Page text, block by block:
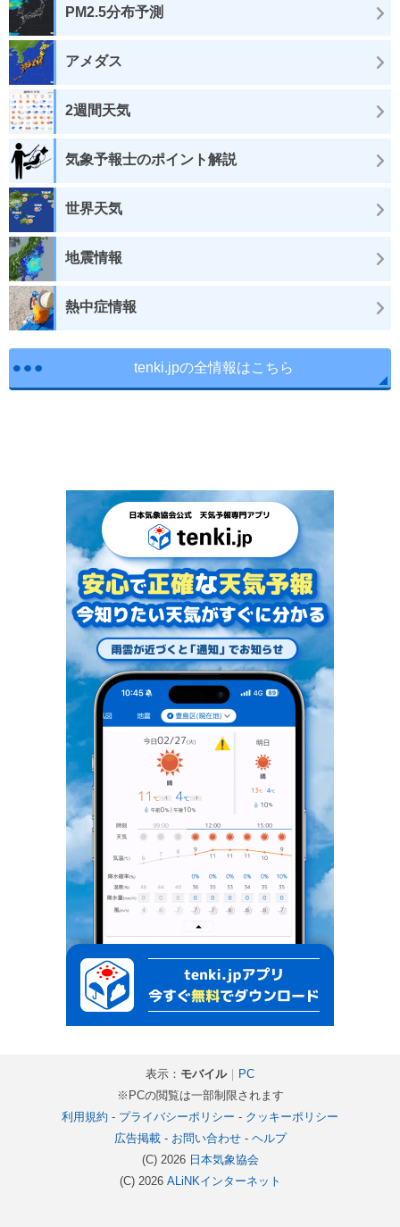
PM2.5分布予測
アメダス
2週間天気
気象予報士のポイント解説
世界天気
地震情報
熱中症情報
tenki.jpの全情報はこちら
表示： モバイル｜ PC
※PCの閲覧は一部制限されます
利用規約 - プライバシーポリシー - クッキーポリシー
広告掲載- お問い合わせ- ヘルプ
(C) 2026 日本気象協会
(C) 2026 ALiNKインターネット